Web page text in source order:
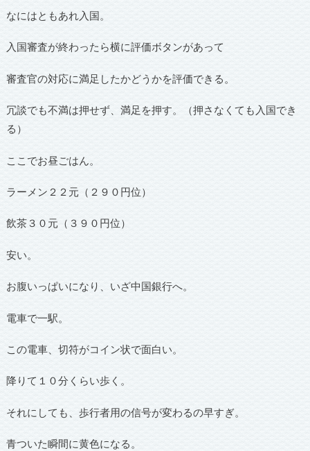
なにはともあれ入国。
入国審査が終わったら横に評価ボタンがあって
審査官の対応に満足したかどうかを評価できる。
冗談でも不満は押せず、満足を押す。（押さなくても入国でき
る）
ここでお昼ごはん。
ラーメン２２元（２９０円位）
飲茶３０元（３９０円位）
安い。
お腹いっぱいになり、いざ中国銀行へ。
電車で一駅。
この電車、切符がコイン状で面白い。
降りて１０分くらい歩く。
それにしても、歩行者用の信号が変わるの早すぎ。
青ついた瞬間に黄色になる。